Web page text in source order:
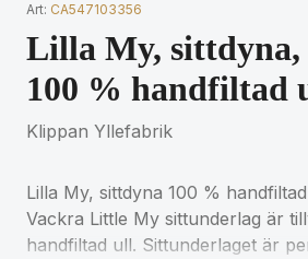
Art: CA547103356
Lilla My, sittdyna,
100 % handfiltad
Klippan Yllefabrik
Lilla My, sittdyna 100 %
Vackra Little My sittunderlag är
handfiltad ull. Sittunderlaget är